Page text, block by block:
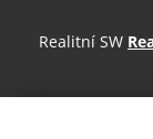
Realitní SW